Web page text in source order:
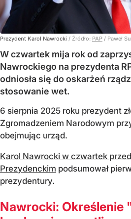
Prezydent Karol Nawrocki / Źródło: PAP / Paweł
W czwartek mija rok od
Nawrockiego na prezydenta
odniosła się do oskarżeń
stosowanie wet.
6 sierpnia 2025 roku prezydent
Zgromadzeniem Narodowym
obejmując urząd.
Karol Nawrocki w czwartek przed
Prezydenckim podsumował
prezydentury.
Nawrocki: Określenie